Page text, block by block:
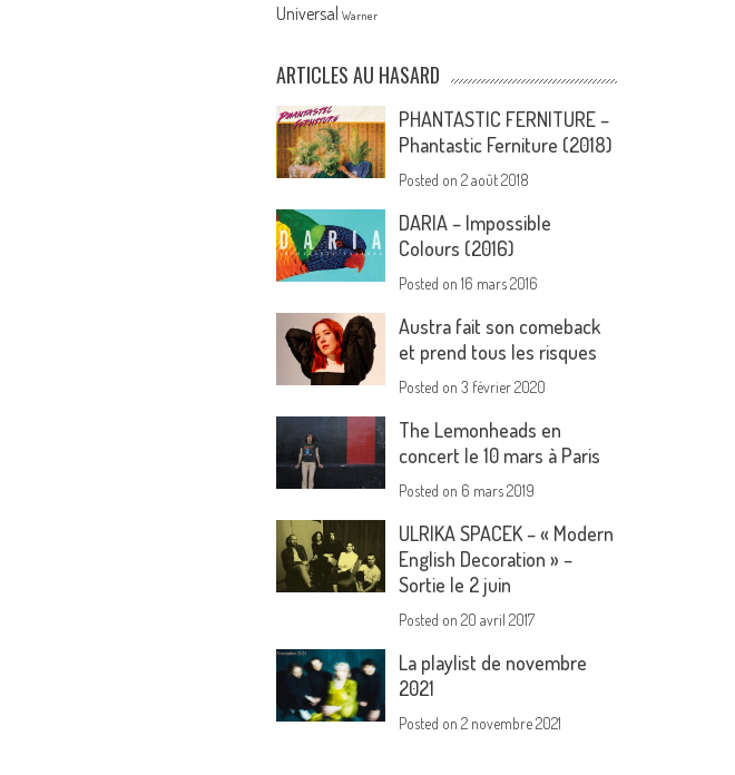
Universal Warner
ARTICLES AU HASARD
PHANTASTIC FERNITURE –
Phantastic Ferniture (2018)
Posted on2 août 2018
DARIA – Impossible
Colours (2016)
Posted on16 mars 2016
Austra fait son comeback
et prend tous les risques
Posted on3 février 2020
The Lemonheads en
concert le 10 mars à Paris
Posted on 6 mars 2019
ULRIKA SPACEK – « Modern
English Decoration » –
Sortie le 2 juin
Posted on20 avril 2017
La playlist de novembre
2021
Posted on2 novembre 2021